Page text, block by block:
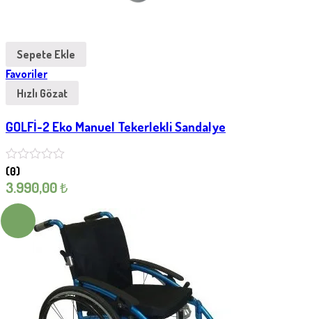
Sepete Ekle
Favoriler
Hızlı Gözat
GOLFİ-2 Eko Manuel Tekerlekli Sandalye
(0)
3.990,00₺